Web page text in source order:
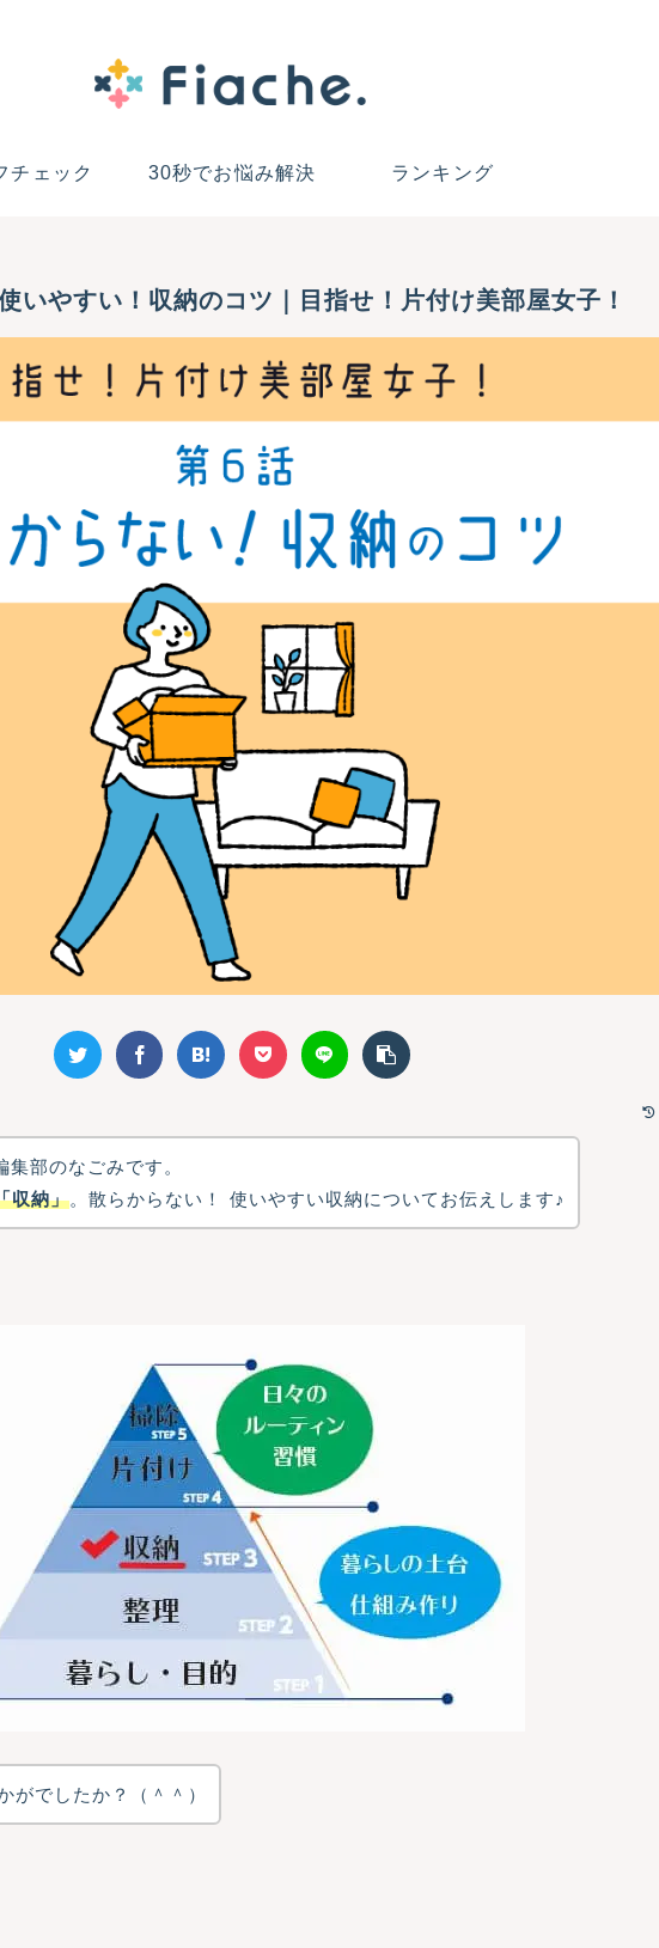
チェック 30秒でお悩み解決 ランキング
いやすい！収納のコツ｜目指せ！片付け美部屋女子！
部のなごみです。
収納」。散らからない！ 使いやすい収納についてお伝えします♪
がでしたか？（＾＾）